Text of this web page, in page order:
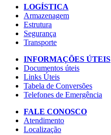
LOGÍSTICA
Armazenagem
Estrutura
Segurança
Transporte
INFORMAÇÕES ÚTEIS
Documentos úteis
Links Úteis
Tabela de Conversões
Telefones de Emergência
FALE CONOSCO
Atendimento
Localização